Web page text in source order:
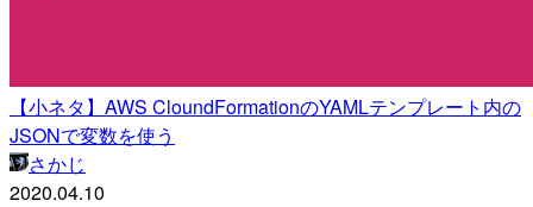
【小ネタ】AWS CloundFormationのYAMLテンプレート内の
JSONで変数を使う
さかじ
2020.04.10